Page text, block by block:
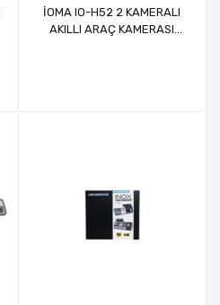
İOMA IO-H52 2 KAMERALI
AKILLI ARAÇ KAMERASI